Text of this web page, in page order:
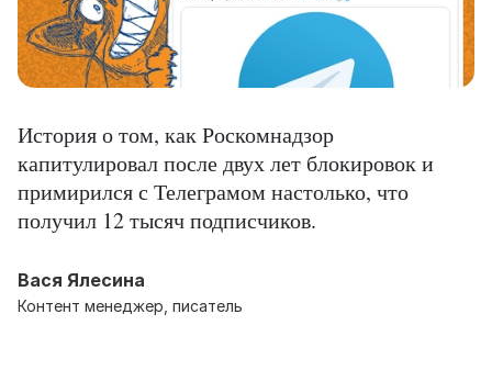
История о том, как Роскомнадзор
капитулировал после двух лет блокировок и
примирился с Телеграмом настолько, что
получил 12 тысяч подписчиков.
Вася Ялесина
Контент менеджер, писатель